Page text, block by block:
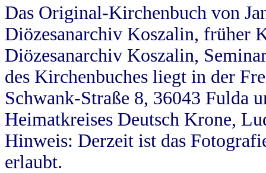
Das Original-Kirchenbuch von
Diözesanarchiv Koszalin, früher
Diözesanarchiv Koszalin,
des Kirchenbuches liegt in der
Schwank-Straße 8, 36043 Fulda
Heimatkreises Deutsch Krone,
Hinweis: Derzeit ist das
erlaubt.